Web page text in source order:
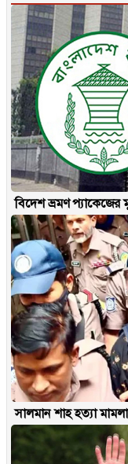
বিদেশ ভ্রমণ প্যাকেজের
সালমান শাহ হত্যা